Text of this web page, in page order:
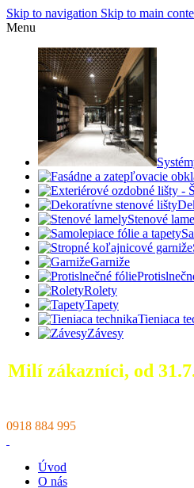
Skip to navigation Skip to main
Menu
Stenové
Garniže
Rolety
Tapety
Tieniaca
Závesy
Milí zákazníci, od
0918 884 995
Úvod
O nás